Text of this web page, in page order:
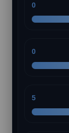
0
0
5